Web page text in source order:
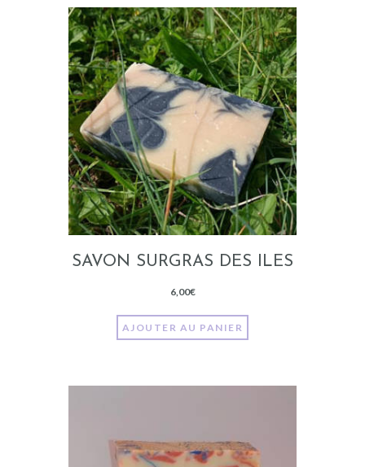
SAVON SURGRAS DES ILES
6,00€
AJOUTER AU PANIER